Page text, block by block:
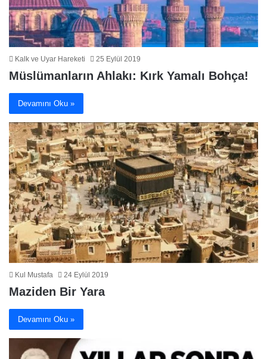
Kalk ve Uyar Hareketi 25 Eylül 2019
Müslümanların Ahlakı: Kırk Yamalı Bohça!
Devamını Oku »
Kul Mustafa 24 Eylül 2019
Maziden Bir Yara
Devamını Oku »